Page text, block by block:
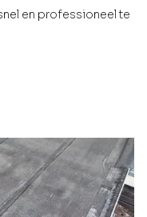
en professioneel te